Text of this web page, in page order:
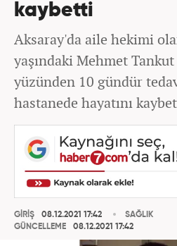
kaybetti
Aksaray'da aile hekimi
yaşındaki Mehmet
yüzünden 10 gündür
hastanede hayatını
GİRİŞ
08.12.2021 17:42
GÜNCELLEME
08.12.2021 17:42
SAĞLIK